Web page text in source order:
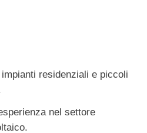
residenziali e piccoli
nel settore